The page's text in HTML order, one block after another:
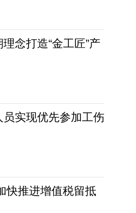
念打造“金工匠”产
实现优先参加工伤
快推进增值税留抵